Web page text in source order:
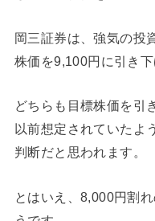
岡三証券は、強気の投
株価を9,100円に引き下
どちらも目標株価を引
以前想定されていたよ
判断だと思われます。
とはいえ、8,000円割